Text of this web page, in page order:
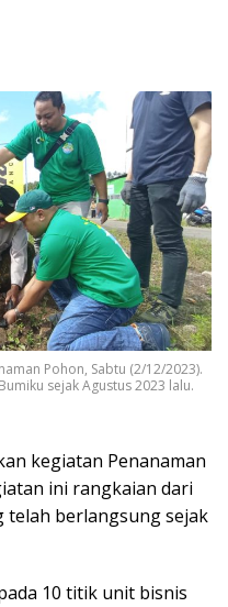
Pohon, Sabtu (2/12/2023).
sejak Agustus 2023 lalu.
kegiatan Penanaman
ini rangkaian dari
telah berlangsung sejak
10 titik unit bisnis